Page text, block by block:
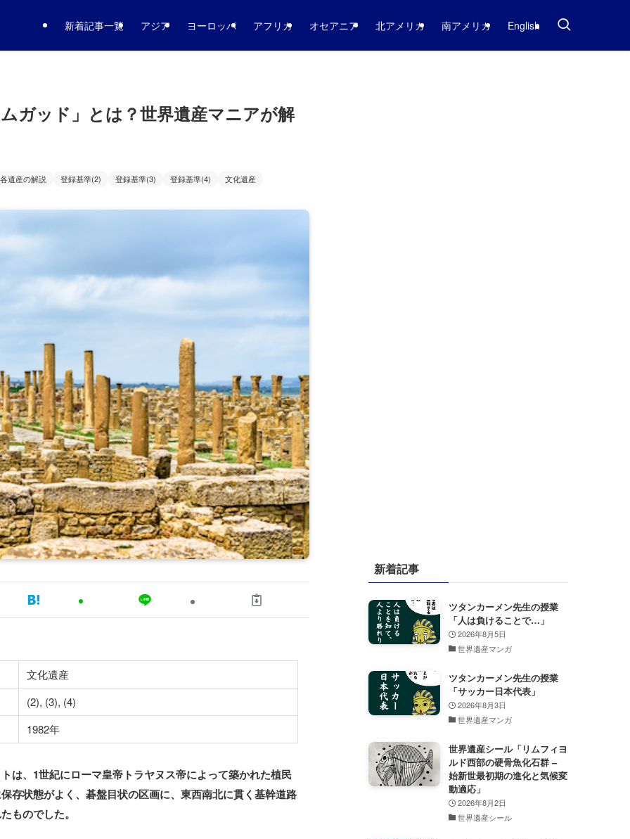
新着記事一覧 アジア ヨーロッパ アフリカ オセアニア 北アメリカ 南アメリカ English
ガッド」とは？世界遺産マニアが解
各遺産の解説 登録基準(2) 登録基準(3) 登録基準(4) 文化遺産
文化遺産
(2), (3), (4)
1982年
は、1世紀にローマ皇帝トラヤヌス帝によって築かれた植民
存状態がよく、碁盤目状の区画に、東西南北に貫く基幹道路
ものでした。
新着記事
ツタンカーメン先生の授業
「人は負けることで…」
2026年8月5日
世界遺産マンガ
ツタンカーメン先生の授業
「サッカー日本代表」
2026年8月3日
世界遺産マンガ
世界遺産シール「リムフィヨ
ルド西部の硬骨魚化石群 –
始新世最初期の進化と気候変
動適応」
2026年8月2日
世界遺産シール